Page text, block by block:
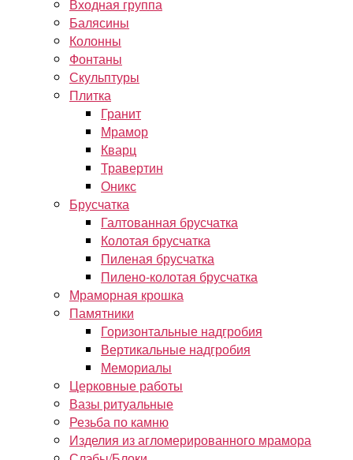
Входная группа
Балясины
Колонны
Фонтаны
Скульптуры
Плитка
Гранит
Мрамор
Кварц
Травертин
Оникс
Брусчатка
Галтованная брусчатка
Колотая брусчатка
Пиленая брусчатка
Пилено-колотая брусчатка
Мраморная крошка
Памятники
Горизонтальные надгробия
Вертикальные надгробия
Мемориалы
Церковные работы
Вазы ритуальные
Резьба по камню
Изделия из агломерированного мрамора